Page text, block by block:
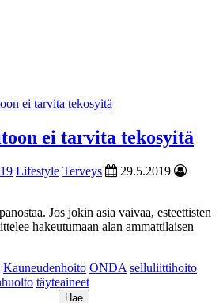
ei tarvita tekosyitä
Lifestyle Terveys
29.5.2019
Jos jokin asia vaivaa, esteettisten
hakeutumaan alan ammattilaisen
Kauneudenhoito ONDA selluliittihoito
täyteaineet